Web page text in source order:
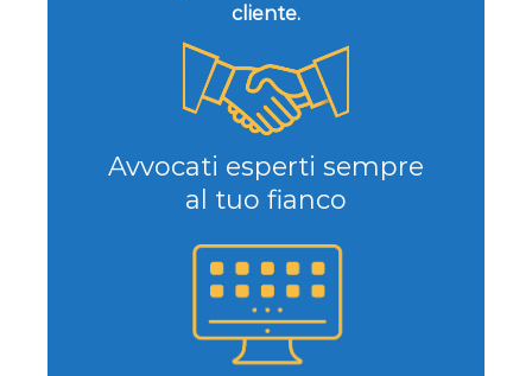
cliente.
Avvocati esperti sempre
al tuo fianco